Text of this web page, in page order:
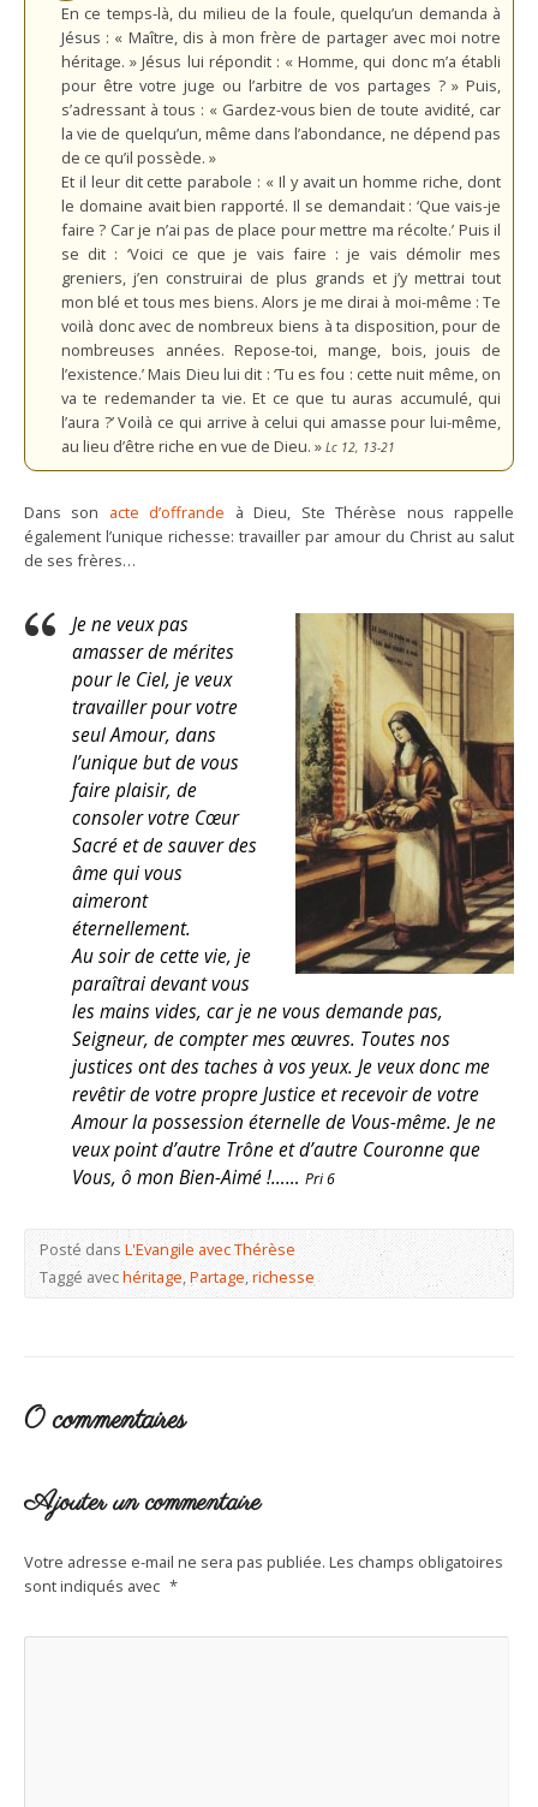
En ce temps-là, du milieu de la foule, quelqu’un demanda à
Jésus : « Maître, dis à mon frère de partager avec moi notre
héritage. » Jésus lui répondit : « Homme, qui donc m’a établi
pour être votre juge ou l’arbitre de vos partages ? » Puis,
s’adressant à tous : « Gardez-vous bien de toute avidité, car
la vie de quelqu’un, même dans l’abondance, ne dépend pas
de ce qu’il possède. »
Et il leur dit cette parabole : « Il y avait un homme riche, dont
le domaine avait bien rapporté. Il se demandait : ‘Que vais-je
faire ? Car je n’ai pas de place pour mettre ma récolte.’ Puis il
se dit : ‘Voici ce que je vais faire : je vais démolir mes
greniers, j’en construirai de plus grands et j’y mettrai tout
mon blé et tous mes biens. Alors je me dirai à moi-même : Te
voilà donc avec de nombreux biens à ta disposition, pour de
nombreuses années. Repose-toi, mange, bois, jouis de
l’existence.’ Mais Dieu lui dit : ‘Tu es fou : cette nuit même, on
va te redemander ta vie. Et ce que tu auras accumulé, qui
l’aura ?’ Voilà ce qui arrive à celui qui amasse pour lui-même,
au lieu d’être riche en vue de Dieu. » Lc 12, 13-21
Dans son acte d’offrande à Dieu, Ste Thérèse nous rappelle
également l’unique richesse: travailler par amour du Christ au salut
de ses frères…
Je ne veux pas
amasser de mérites
pour le Ciel, je veux
travailler pour votre
seul Amour, dans
l’unique but de vous
faire plaisir, de
consoler votre Cœur
Sacré et de sauver des
âme qui vous
aimeront
éternellement.
Au soir de cette vie, je
paraîtrai devant vous
les mains vides, car je ne vous demande pas,
Seigneur, de compter mes œuvres. Toutes nos
justices ont des taches à vos yeux. Je veux donc me
revêtir de votre propre Justice et recevoir de votre
Amour la possession éternelle de Vous-même. Je ne
veux point d’autre Trône et d’autre Couronne que
Vous, ô mon Bien-Aimé !…… Pri 6
Posté dansL'Evangile avec Thérèse
Taggé avechéritage,Partage,richesse
0 commentaires
Ajouter un commentaire
Votre adresse e-mail ne sera pas publiée. Les champs obligatoires
sont indiqués avec *